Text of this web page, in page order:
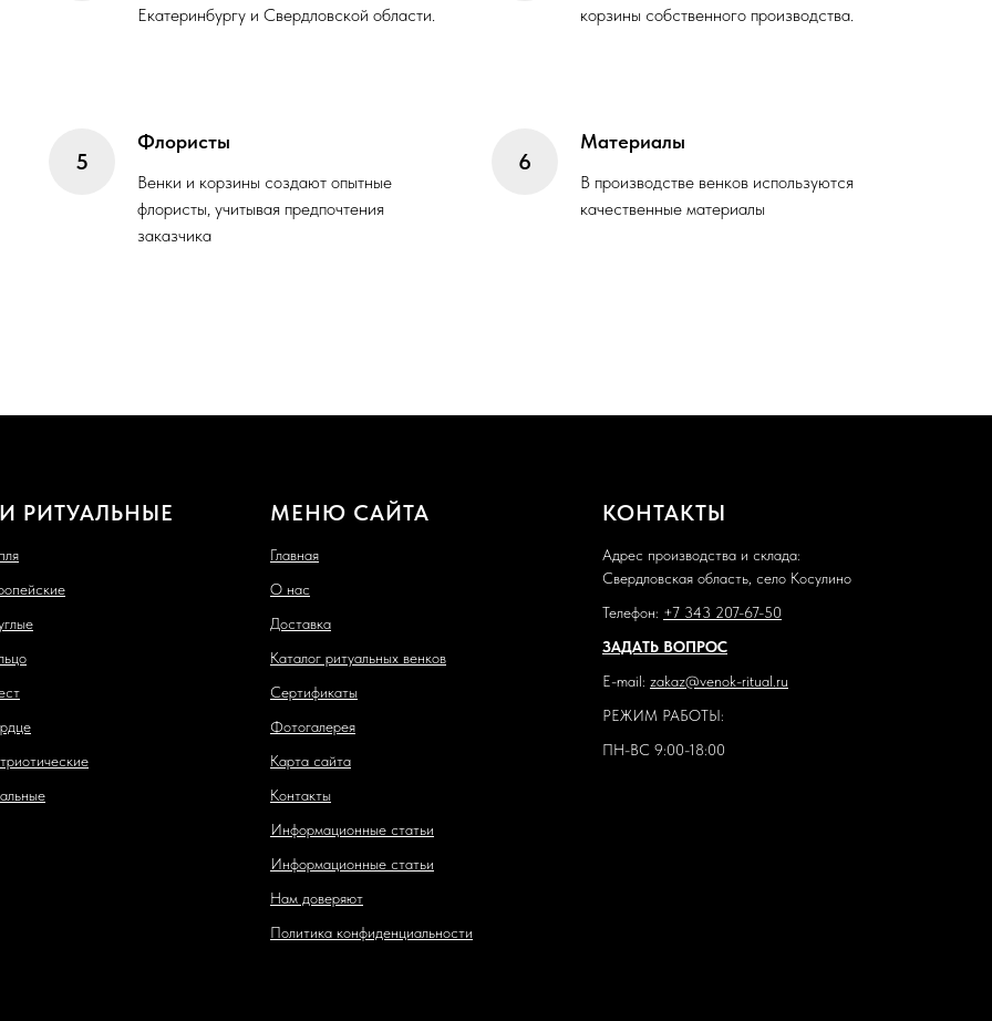
Екатеринбургу и Свердловской области.
корзины собственного производства.
Флористы
Венки и корзины создают опытные
флористы, учитывая предпочтения
заказчика
Материалы
В производстве венков используются
качественные материалы
РИТУАЛЬНЫЕ МЕНЮ САЙТА
Главная
О нас
Доставка
Каталог ритуальных венков
Сертификаты
Фотогалерея
Карта сайта
Контакты
Информационные статьи
Информационные статьи
Нам доверяют
Политика конфиденциальности
КОНТАКТЫ
Адрес производства и склада:
Свердловская область, село Косулино
Телефон: +7 343 207-67-50
ЗАДАТЬ ВОПРОС
E-mail: zakaz@venok-ritual.ru
РЕЖИМ РАБОТЫ:
ПН-ВС 9:00-18:00